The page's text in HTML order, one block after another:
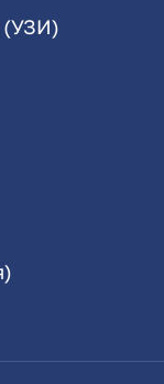
(УЗИ)